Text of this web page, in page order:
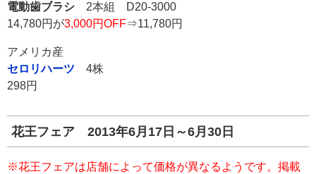
電動歯ブラシ 2本組 D20-3000
14,780円が3,000円OFF⇒11,780円
アメリカ産
セロリハーツ 4株
298円
花王フェア 2013年6月17日～6月30日
※花王フェアは店舗によって価格が異なるようです。掲載